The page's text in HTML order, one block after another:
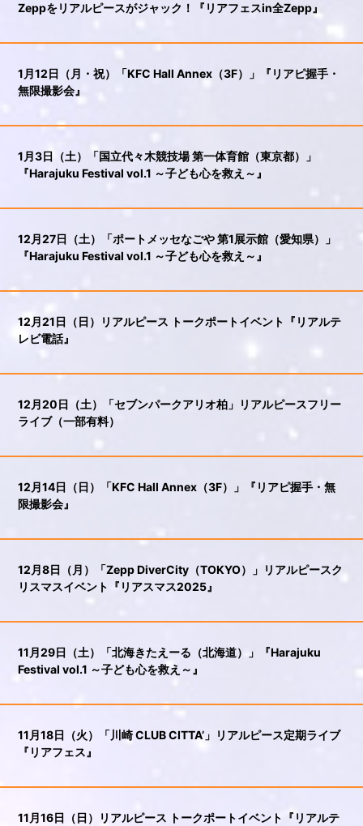
Zeppをリアルピースがジャック！『リアフェスin全Zepp』
1月12日（月・祝）「KFC Hall Annex（3F）」『リアピ握手・
無限撮影会』
1月3日（土）「国立代々木競技場 第一体育館（東京都）」
『Harajuku Festival vol.1 ～子ども心を救え～』
12月27日（土）「ポートメッセなごや 第1展示館（愛知県）」
『Harajuku Festival vol.1 ～子ども心を救え～』
12月21日（日）リアルピース トークポートイベント『リアルテ
レビ電話』
12月20日（土）「セブンパークアリオ柏」リアルピースフリー
ライブ（一部有料）
12月14日（日）「KFC Hall Annex（3F）」『リアピ握手・無
限撮影会』
12月8日（月）「Zepp DiverCity（TOKYO）」リアルピースク
リスマスイベント『リアスマス2025』
11月29日（土）「北海きたえーる（北海道）」『Harajuku
Festival vol.1 ～子ども心を救え～』
11月18日（火）「川崎 CLUB CITTA’」リアルピース定期ライブ
『リアフェス』
11月16日（日）リアルピース トークポートイベント『リアルテ